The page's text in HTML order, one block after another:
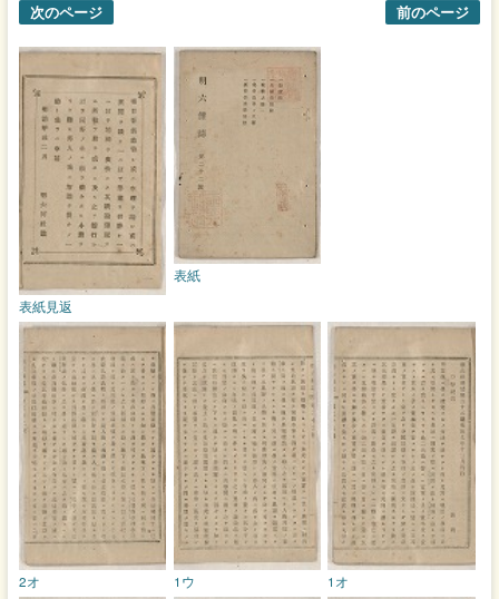
次のページ 前のページ
表紙
表紙見返
1オ
1ウ
2オ